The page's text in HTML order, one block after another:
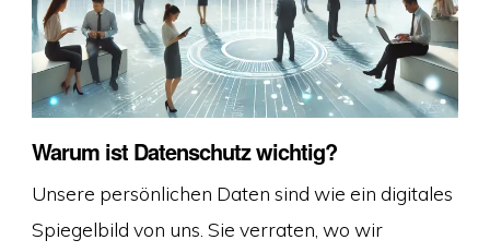
Warum ist Datenschutz wichtig?
Unsere persönlichen Daten sind wie ein digitales
Spiegelbild von uns. Sie verraten, wo wir